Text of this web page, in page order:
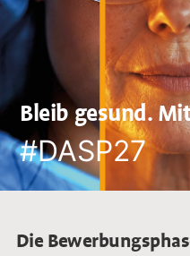
Bleib gesund.
#DASP27
Die